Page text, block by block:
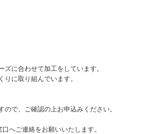
に合わせて加工をしています。
に取り組んでいます。
で、ご確認の上お申込みください。
へご連絡をお願いいたします。